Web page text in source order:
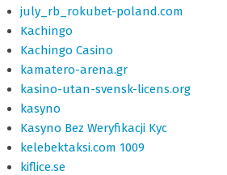
july_rb_rokubet-poland.com
Kachingo
Kachingo Casino
kamatero-arena.gr
kasino-utan-svensk-licens.org
kasyno
Kasyno Bez Weryfikacji Kyc
kelebektaksi.com 1009
kiflice.se